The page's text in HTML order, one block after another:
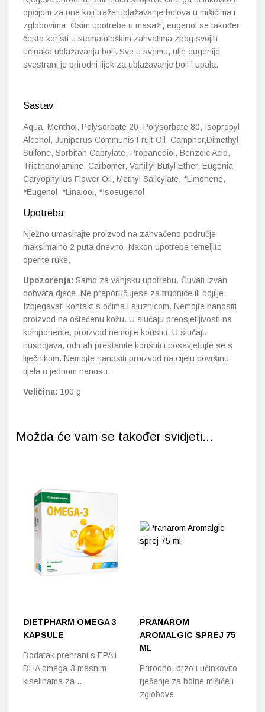
opcijom za one koji traže ublažavanje bolova u mišićima i
zglobovima. Osim upotrebe u masaži, eugenol se također
često koristi u stomatološkim zahvatima zbog svojih
učinaka ublažavanja boli. Sve u svemu, ulje eugenije
svestrani je prirodni lijek za ublažavanje boli i upala.
Sastav
Aqua, Menthol, Polysorbate 20, Polysorbate 80, Isopropyl
Alcohol, Juniperus Communis Fruit Oil, Camphor,Dimethyl
Sulfone, Sorbitan Caprylate, Propanediol, Benzoic Acid,
Triethanolamine, Carbomer, Vanillyl Butyl Ether, Eugenia
Caryophyllus Flower Oil, Methyl Salicylate, *Limonene,
*Eugenol, *Linalool, *Isoeugenol
Upotreba
Nježno umasirajte proizvod na zahvaćeno područje
maksimalno 2 puta dnevno. Nakon upotrebe temeljito
operite ruke.
Upozorenja: Samo za vanjsku upotrebu. Čuvati izvan
dohvata djece. Ne preporučujese za trudnice ili dojilje.
Izbjegavati kontakt s očima i sluznicom. Nemojte nanositi
proizvod na oštećenu kožu. U slučaju preosjetljivosti na
komponente, proizvod nemojte koristiti. U slučaju
nuspojava, odmah prestanite koristiti i posavjetujte se s
liječnikom. Nemojte nanositi proizvod na cijelu površinu
tijela u jednom nanosu.
Veličina: 100 g
Možda će vam se također svidjeti...
DIETPHARM OMEGA 3
KAPSULE
Dodatak prehrani s EPA i
DHA omega-3 masnim
kiselinama za…
PRANAROM
AROMALGIC SPREJ 75
ML
Prirodno, brzo i učinkovito
rješenje za bolne mišiće i
zglobove